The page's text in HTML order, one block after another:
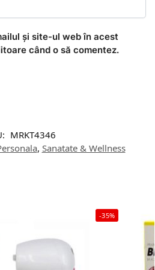
și site-ul web în acest
când o să comentez.
MRKT4346
, Sanatate & Wellness
-35%